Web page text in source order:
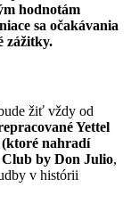
hodnotám
sa očakávania
zážitky.
žiť vždy od
Yettel
(ktoré nahradí
Club by Don Julio,
v histórii